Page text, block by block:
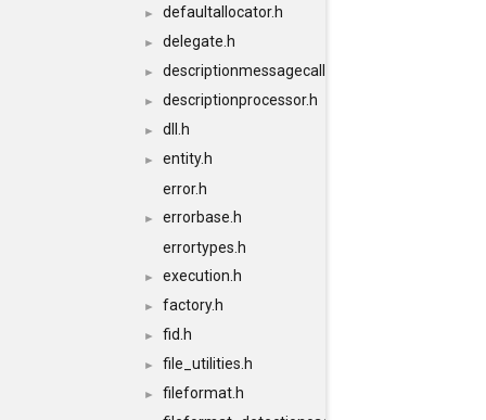
► defaultallocator.h
► delegate.h
► descriptionmessagecallback.h
► descriptionprocessor.h
► dll.h
►
entity.h
error.h
►
errorbase.h
errortypes.h
► execution.h
► factory.h
► fid.h
► file_utilities.h
► fileformat.h